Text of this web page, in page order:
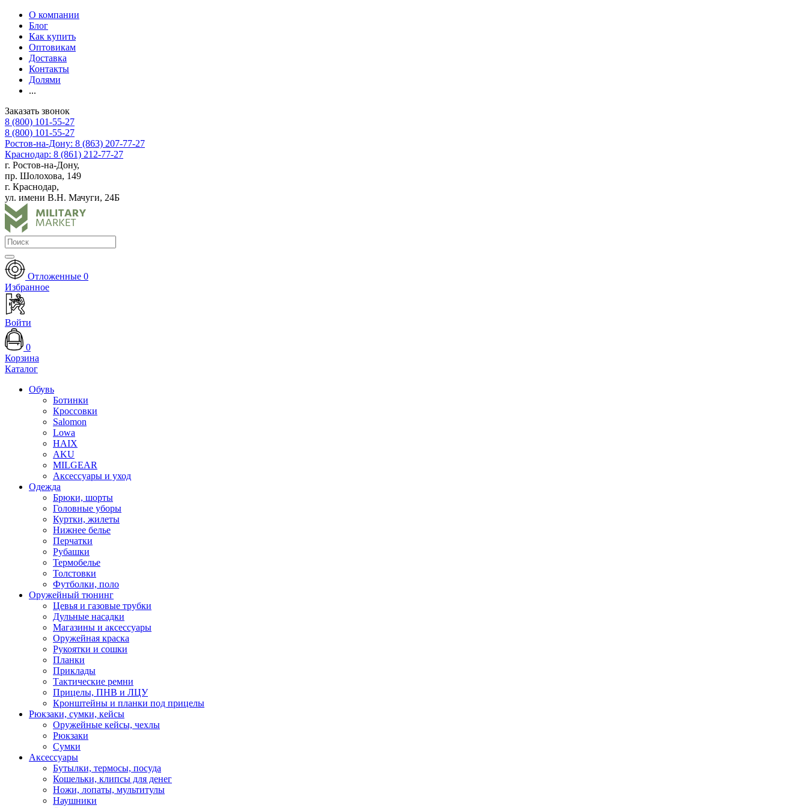
О компании
Блог
Как купить
Оптовикам
Доставка
Контакты
Долями
...
Заказать звонок
8 (800) 101-55-27
8 (800) 101-55-27
Ростов-на-Дону: 8 (863) 207-77-27
Краснодар: 8 (861) 212-77-27
г. Ростов-на-Дону,
пр. Шолохова, 149
г. Краснодар,
ул. имени В.Н. Мачуги, 24Б
Отложенные 0
Избранное
Войти
0
Корзина
Каталог
Обувь
Ботинки
Кроссовки
Salomon
Lowa
HAIX
AKU
MILGEAR
Аксессуары и уход
Одежда
Брюки, шорты
Головные уборы
Куртки, жилеты
Нижнее белье
Перчатки
Рубашки
Термобелье
Толстовки
Футболки, поло
Оружейный тюнинг
Цевья и газовые трубки
Дульные насадки
Магазины и аксессуары
Оружейная краска
Рукоятки и сошки
Планки
Приклады
Тактические ремни
Прицелы, ПНВ и ЛЦУ
Кронштейны и планки под прицелы
Рюкзаки, сумки, кейсы
Оружейные кейсы, чехлы
Рюкзаки
Сумки
Аксессуары
Бутылки, термосы, посуда
Кошельки, клипсы для денег
Ножи, лопаты, мультитулы
Наушники